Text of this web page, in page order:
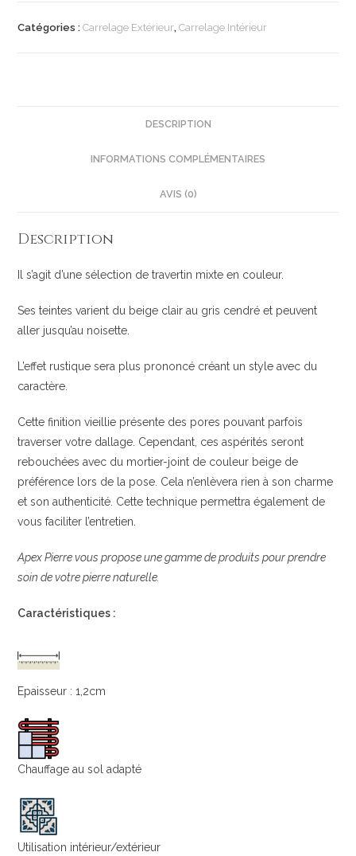
Catégories :Carrelage Extérieur,Carrelage Intérieur
DESCRIPTION
INFORMATIONS COMPLÉMENTAIRES
AVIS (0)
Description
Il s’agit d’une sélection de travertin mixte en couleur.
Ses teintes varient du beige clair au gris cendré et peuvent
aller jusqu’au noisette.
L’effet rustique sera plus prononcé créant un style avec du
caractère.
Cette finition vieillie présente des pores pouvant parfois
traverser votre dallage. Cependant, ces aspérités seront
rebouchées avec du mortier-joint de couleur beige de
préférence lors de la pose. Cela n’enlèvera rien à son charme
et son authenticité. Cette technique permettra également de
vous faciliter l’entretien.
Apex Pierre vous propose une gamme de produits pour prendre
soin de votre pierre naturelle.
Caractéristiques :
Epaisseur : 1,2cm
Chauffage au sol adapté
Utilisation intérieur/extérieur